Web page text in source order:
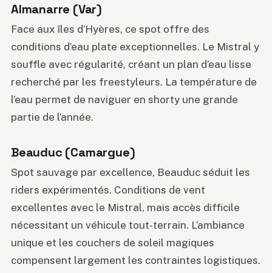
Almanarre (Var)
Face aux îles d’Hyères, ce spot offre des
conditions d’eau plate exceptionnelles. Le Mistral y
souffle avec régularité, créant un plan d’eau lisse
recherché par les freestyleurs. La température de
l’eau permet de naviguer en shorty une grande
partie de l’année.
Beauduc (Camargue)
Spot sauvage par excellence, Beauduc séduit les
riders expérimentés. Conditions de vent
excellentes avec le Mistral, mais accès difficile
nécessitant un véhicule tout-terrain. L’ambiance
unique et les couchers de soleil magiques
compensent largement les contraintes logistiques.